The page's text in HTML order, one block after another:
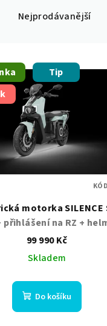
Nejprodávanější
Tip
SILENCE S02
přihlášení na RZ +
nebo kufr jako dárek
99 990 Kč
Skladem
Do košíku